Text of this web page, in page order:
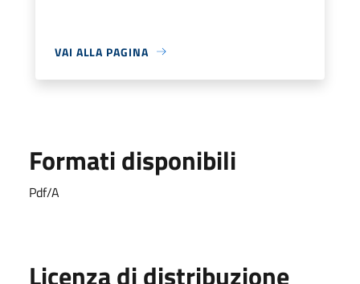
VAI ALLA PAGINA
Formati disponibili
Pdf/A
Licenza di distribuzione